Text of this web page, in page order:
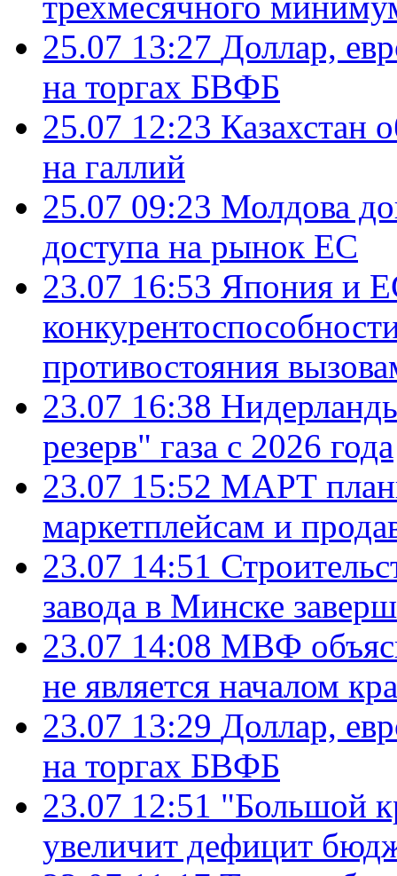
25.07 13:27 Доллар,
на торгах БВФБ
25.07 12:23 Казахстан
на галлий
25.07 09:23 Молдова
доступа на рынок ЕС
23.07 16:53 Япония и
противостояния
23.07 16:38
резерв" газа с 2026 года
23.07 15:52 МАРТ
маркетплейсам и
23.07 14:51
завода в Минске
23.07 14:08 МВФ
не является началом
23.07 13:29 Доллар,
на торгах БВФБ
23.07 12:51 "Большой
увеличит дефицит